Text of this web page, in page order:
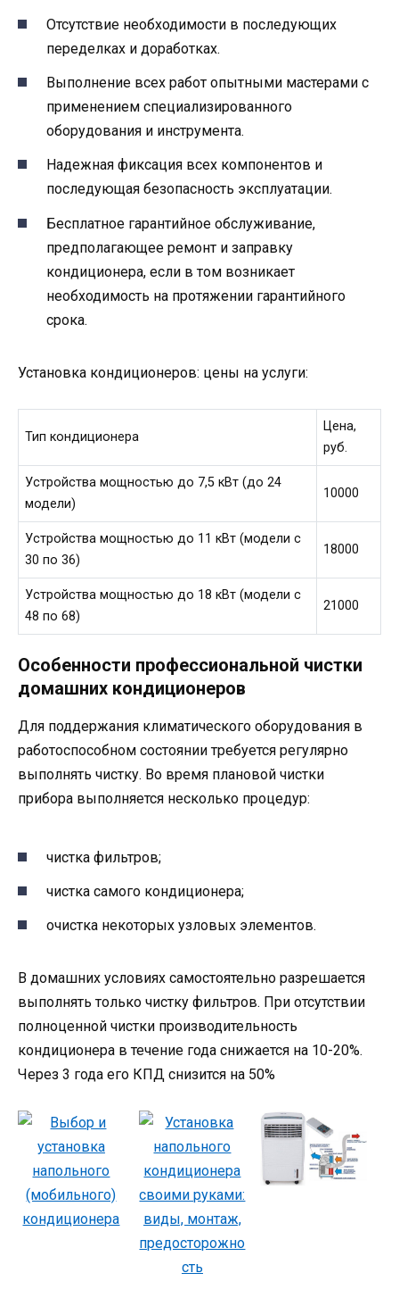
Отсутствие необходимости в последующих
переделках и доработках.
Выполнение всех работ опытными мастерами с
применением специализированного
оборудования и инструмента.
Надежная фиксация всех компонентов и
последующая безопасность эксплуатации.
Бесплатное гарантийное обслуживание,
предполагающее ремонт и заправку
кондиционера, если в том возникает
необходимость на протяжении гарантийного
срока.
Установка кондиционеров: цены на услуги:
Тип кондиционера
Цена,
руб.
Устройства мощностью до 7,5 кВт (до 24
модели)
10000
Устройства мощностью до 11 кВт (модели с
30 по 36)
18000
Устройства мощностью до 18 кВт (модели с
48 по 68)
21000
Особенности профессиональной чистки
домашних кондиционеров
Для поддержания климатического оборудования в
работоспособном состоянии требуется регулярно
выполнять чистку. Во время плановой чистки
прибора выполняется несколько процедур:
чистка фильтров;
чистка самого кондиционера;
очистка некоторых узловых элементов.
В домашних условиях самостоятельно разрешается
выполнять только чистку фильтров. При отсутствии
полноценной чистки производительность
кондиционера в течение года снижается на 10-20%.
Через 3 года его КПД снизится на 50%